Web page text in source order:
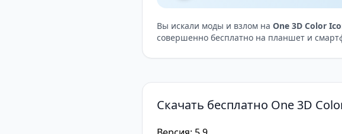
настройку, этот набор иконок —
One 3D Color Icon Packстанет
дизайна. Пакет подходит всем, кто
одним кликом.
Вы искали моды и взлом на One 3D Color
совершенно бесплатно на планшет и
Скачать бесплатно One 3D